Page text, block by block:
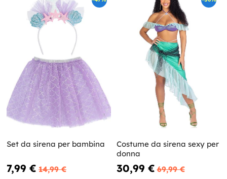
Set da sirena per bambina
7,99 € 14,99 €
Costume da sirena sexy per
donna
30,99 € 69,99 €